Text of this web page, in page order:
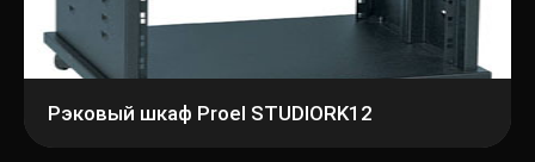
Рэковый шкаф Proel STUDIORK12